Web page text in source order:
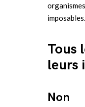
imposables.
Tous
leurs
Non